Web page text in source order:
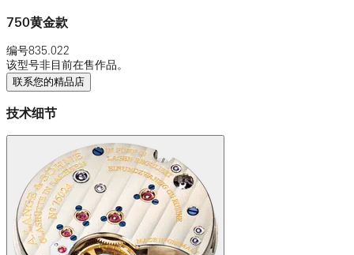
750黄金款
编号835.022
该型号非目前在售作品。
联系您的精品店
技术细节